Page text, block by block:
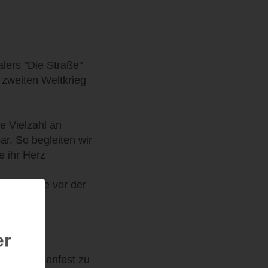
"Die Straße"
Weltkrieg
Vielzahl an
So begleiten wir
ihr Herz
Schätze vor der
Straßenfest zu